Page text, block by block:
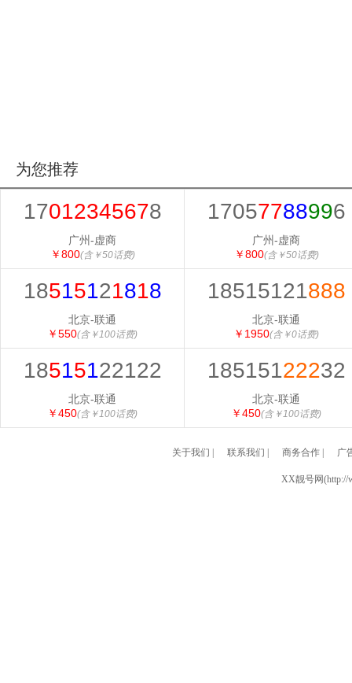
为您推荐
17012345678
广州-虚商
￥800(含￥50话费)
17057788996
广州-虚商
￥800(含￥50话费)
18515121818
北京-联通
￥550(含￥100话费)
18515121888
北京-联通
￥1950(含￥0话费)
18515122122
北京-联通
￥450(含￥100话费)
18515122232
北京-联通
￥450(含￥100话费)
关于我们 联系我们 商务合作| 广
XX靓号网(http://